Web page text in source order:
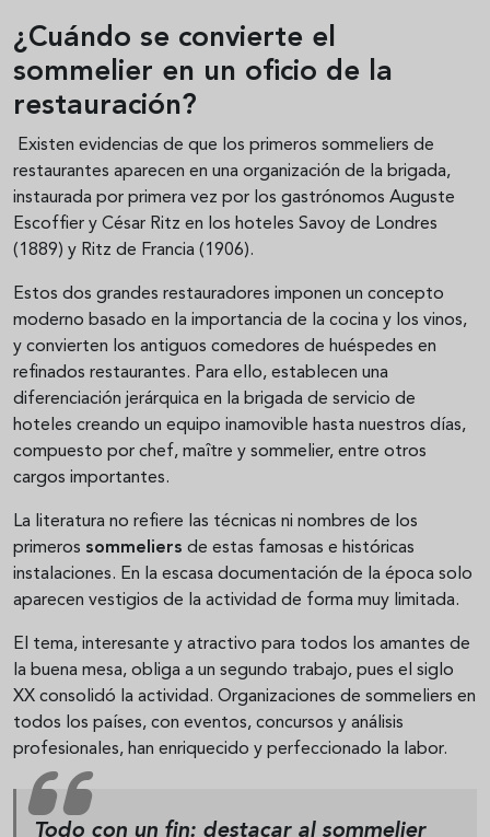
¿Cuándo se convierte el
sommelier en un oficio de la
restauración?
Existen evidencias de que los primeros sommeliers de
restaurantes aparecen en una organización de la brigada,
instaurada por primera vez por los gastrónomos Auguste
Escoffier y César Ritz en los hoteles Savoy de Londres
(1889) y Ritz de Francia (1906).
Estos dos grandes restauradores imponen un concepto
moderno basado en la importancia de la cocina y los vinos,
y convierten los antiguos comedores de huéspedes en
refinados restaurantes. Para ello, establecen una
diferenciación jerárquica en la brigada de servicio de
hoteles creando un equipo inamovible hasta nuestros días,
compuesto por chef, maître y sommelier, entre otros
cargos importantes.
La literatura no refiere las técnicas ni nombres de los
primeros sommeliers de estas famosas e históricas
instalaciones. En la escasa documentación de la época solo
aparecen vestigios de la actividad de forma muy limitada.
El tema, interesante y atractivo para todos los amantes de
la buena mesa, obliga a un segundo trabajo, pues el siglo
XX consolidó la actividad. Organizaciones de sommeliers en
todos los países, con eventos, concursos y análisis
profesionales, han enriquecido y perfeccionado la labor.
Todo con un fin: destacar al sommelier